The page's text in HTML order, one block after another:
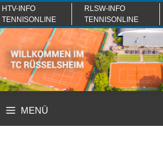
Zum
Inhalt
springen
HTV-INFO
TENNISONLINE
RLSW-INFO
TENNISONLINE
MENÜ